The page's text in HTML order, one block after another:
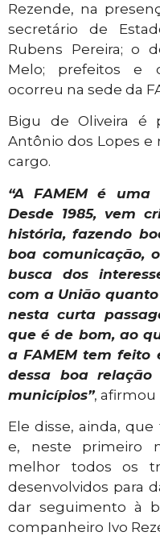
Rezende, na
secretário de
Rubens Pereira; o
Melo; prefeitos e
ocorreu na sede da
Bigu de Oliveira é
Antônio dos Lopes e
cargo.
“A FAMEM é uma
Desde 1985, vem
história, fazendo
boa comunicação,
busca dos
com a União
nesta curta
que é de bom, ao
a FAMEM tem feito
dessa boa
municípios”, afirmou
Ele disse, ainda,
e, neste primeiro
melhor todos os
desenvolvidos para
dar seguimento à
companheiro Ivo